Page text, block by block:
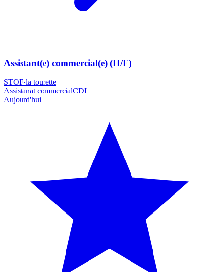
Assistant(e) commercial(e) (H/F)
STOF·la tourette
Assistanat commercialCDI
Aujourd'hui